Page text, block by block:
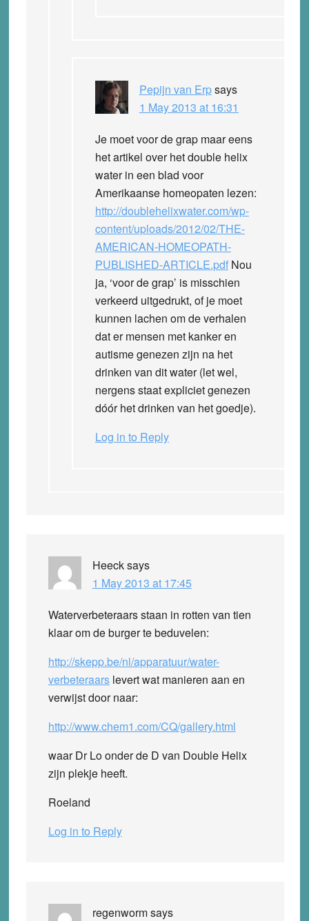
Pepijn van Erpsays
1 May 2013 at 16:31
Je moet voor de grap maar eens
het artikel over het double helix
water in een blad voor
Amerikaanse homeopaten lezen:
http://doublehelixwater.com/wp-
content/uploads/2012/02/THE-
AMERICAN-HOMEOPATH-
PUBLISHED-ARTICLE.pdfNou
ja, ‘voor de grap’ is misschien
verkeerd uitgedrukt, of je moet
kunnen lachen om de verhalen
dat er mensen met kanker en
autisme genezen zijn na het
drinken van dit water (let wel,
nergens staat expliciet genezen
dóór het drinken van het goedje).
Log in to Reply
Heecksays
1 May 2013 at 17:45
Waterverbeteraars staan in rotten van tien
klaar om de burger te beduvelen:
http://skepp.be/nl/apparatuur/water-
verbeteraarslevert wat manieren aan en
verwijst door naar:
http://www.chem1.com/CQ/gallery.html
waar Dr Lo onder de D van Double Helix
zijn plekje heeft.
Roeland
Log in to Reply
regenwormsays